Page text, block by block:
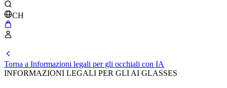
CH
Torna a Informazioni legali per gli occhiali con IA
INFORMAZIONI LEGALI PER GLI AI GLASSES